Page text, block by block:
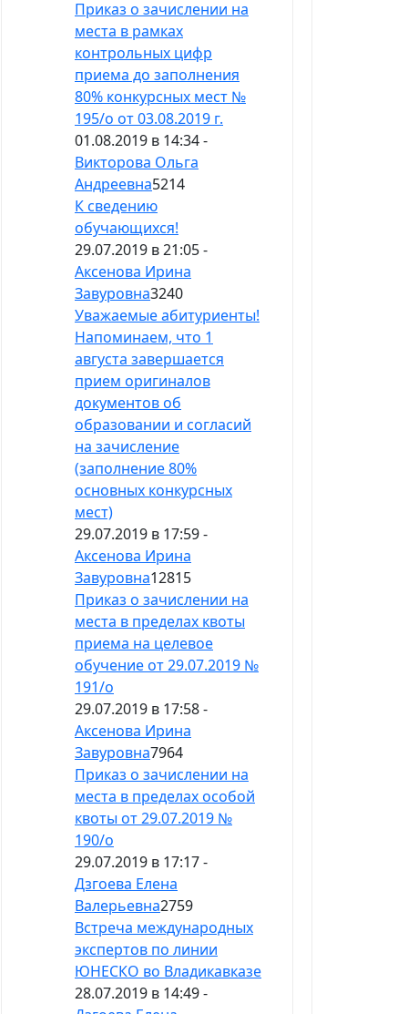
Приказ о зачислении на
места в рамках
контрольных цифр
приема до заполнения
80% конкурсных мест №
195/о от 03.08.2019 г.
01.08.2019 в 14:34 -
Викторова Ольга
Андреевна5214
К сведению
обучающихся!
29.07.2019 в 21:05 -
Аксенова Ирина
Завуровна3240
Уважаемые абитуриенты!
Напоминаем, что 1
августа завершается
прием оригиналов
документов об
образовании и согласий
на зачисление
(заполнение 80%
основных конкурсных
мест)
29.07.2019 в 17:59 -
Аксенова Ирина
Завуровна12815
Приказ о зачислении на
места в пределах квоты
приема на целевое
обучение от 29.07.2019 №
191/о
29.07.2019 в 17:58 -
Аксенова Ирина
Завуровна7964
Приказ о зачислении на
места в пределах особой
квоты от 29.07.2019 №
190/о
29.07.2019 в 17:17 -
Дзгоева Елена
Валерьевна2759
Встреча международных
экспертов по линии
ЮНЕСКО во Владикавказе
28.07.2019 в 14:49 -